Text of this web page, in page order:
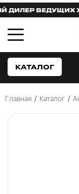
ВЕДУЩИХ
КАТАЛОГ
Главная / Каталог /